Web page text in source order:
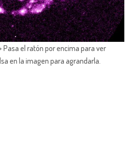
Pasa el ratón por encima para ver
en la imagen para agrandarla.